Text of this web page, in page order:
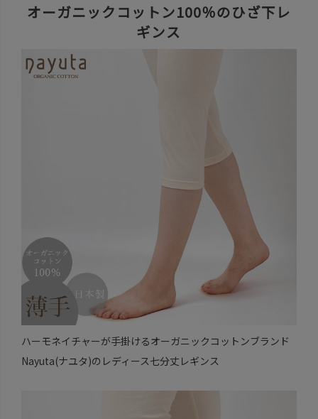
オーガニックコットン100％のひざ下レ
ギンス
ハーモネイチャーが手掛けるオーガニックコットンブランド
Nayuta(ナユタ)のレディース七分丈レギンス